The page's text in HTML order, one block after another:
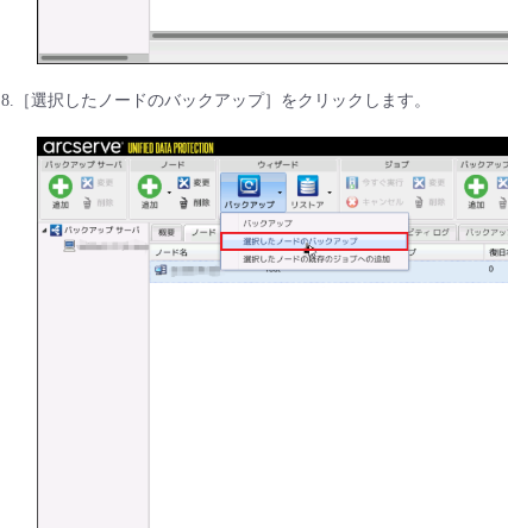
8.［選択したノードのバックアップ］をクリックします。